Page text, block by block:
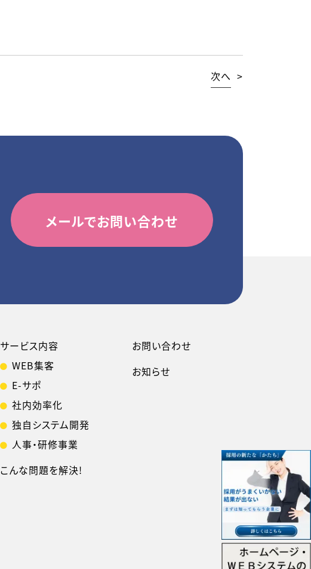
次へ >
メールでお問い合わせ
サービス内容
WEB集客
E-サポ
社内効率化
独自システム開発
人事・研修事業
こんな問題を解決!
お問い合わせ
お知らせ